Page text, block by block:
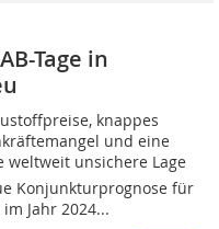
Tage in
knappes
und eine
weltweit unsichere Lage
Konjunkturprognose für
Jahr 2024...